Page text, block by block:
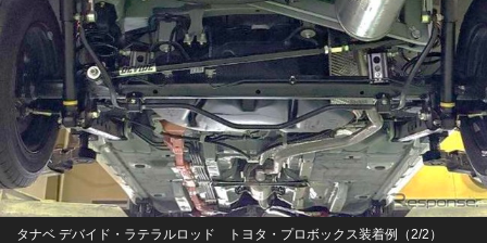
タナベ デバイド・ラテラルロッド トヨタ・プロボックス装着例（2/2）